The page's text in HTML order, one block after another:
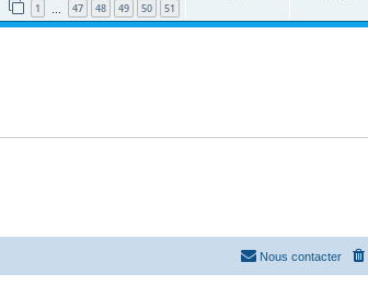
1 47 48 49 50 51
Nous contacter